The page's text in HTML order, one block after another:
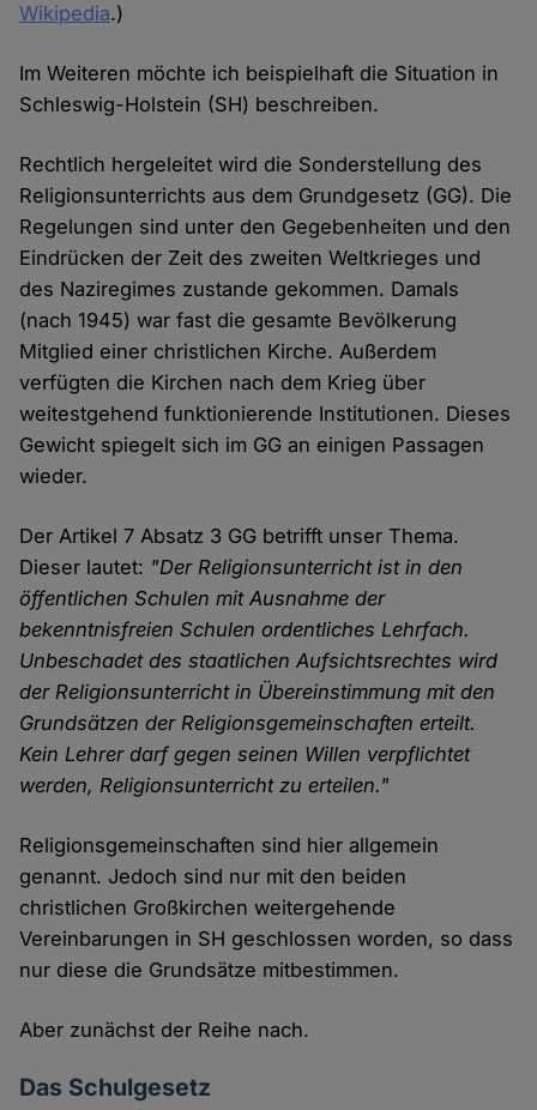
Wikipedia.)
Im Weiteren möchte ich beispielhaft die Situation in
Schleswig-Holstein (SH) beschreiben.
Rechtlich hergeleitet wird die Sonderstellung des
Religionsunterrichts aus dem Grundgesetz (GG). Die
Regelungen sind unter den Gegebenheiten und den
Eindrücken der Zeit des zweiten Weltkrieges und
des Naziregimes zustande gekommen. Damals
(nach 1945) war fast die gesamte Bevölkerung
Mitglied einer christlichen Kirche. Außerdem
verfügten die Kirchen nach dem Krieg über
weitestgehend funktionierende Institutionen. Dieses
Gewicht spiegelt sich im GG an einigen Passagen
wieder.
Der Artikel 7 Absatz 3 GG betrifft unser Thema.
Dieser lautet: "Der Religionsunterricht ist in den
öffentlichen Schulen mit Ausnahme der
bekenntnisfreien Schulen ordentliches Lehrfach.
Unbeschadet des staatlichen Aufsichtsrechtes wird
der Religionsunterricht in Übereinstimmung mit den
Grundsätzen der Religionsgemeinschaften erteilt.
Kein Lehrer darf gegen seinen Willen verpflichtet
werden, Religionsunterricht zu erteilen."
Religionsgemeinschaften sind hier allgemein
genannt. Jedoch sind nur mit den beiden
christlichen Großkirchen weitergehende
Vereinbarungen in SH geschlossen worden, so dass
nur diese die Grundsätze mitbestimmen.
Aber zunächst der Reihe nach.
Das Schulgesetz